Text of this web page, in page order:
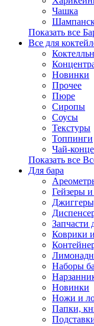
Чашка
Показать все
Все для
Новинки
Прочее
Пюре
Сиропы
Соусы
Текстуры
Топпинги
Чай-
Показать все
Для бара
Гейзеры
Запчасти
Коврики
Наборы
Новинки
Ножи и
Папки,